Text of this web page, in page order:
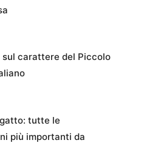
carattere del Piccolo
tutte le
più importanti da